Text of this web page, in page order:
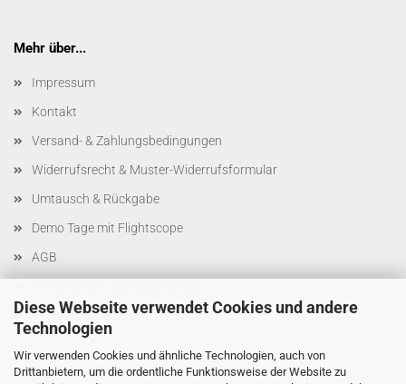
Diese Webseite verwendet Cookies und andere
Technologien
Wir verwenden Cookies und ähnliche Technologien, auch von
Drittanbietern, um die ordentliche Funktionsweise der Website zu
Mehr über...
Impressum
Kontakt
Versand- & Zahlungsbedingungen
Widerrufsrecht & Muster-Widerrufsformular
Umtausch & Rückgabe
Demo Tage mit Flightscope
AGB
Cookie Einstellungen